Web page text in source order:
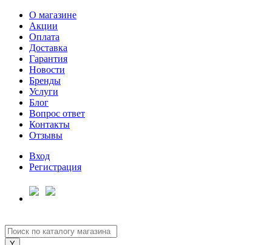
О магазине
Акции
Оплата
Доставка
Гарантия
Новости
Бренды
Услуги
Блог
Вопрос ответ
Контакты
Отзывы
Вход
Регистрация
Для клиентов всех банков
Разбейте
оплатуна части
без переплат
График платежей
Сегодня
25%